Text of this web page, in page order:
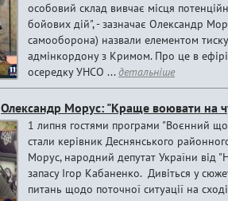
особовий склад вивчає місця
бойових дій", - зазначає Олександр
самооборона) назвали елементом тиску
адмінкордону з Кримом. Про це в
осередку УНСО ...детальніше
Олександр Морус: "Краще воювати на
1 липня гостями програми "Воєнний
стали керівник Деснянського
Морус, народний депутат України від
запасу Ігор Кабаненко. Дивіться у
питань щодо поточної ситуації на